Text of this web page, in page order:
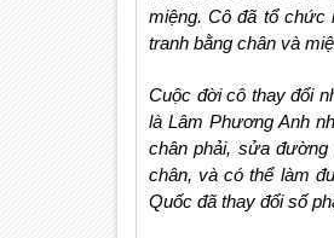
miệng. Cô đã tổ chức
tranh bằng chân và
Cuộc đời cô thay đổi
là Lâm Phương Anh
chân phải, sửa
chân, và có thể làm
Quốc đã thay đổi số